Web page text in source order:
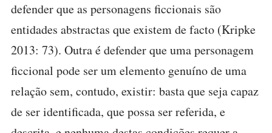
defender que as personagens ficcionais são
entidades abstractas que existem de facto (Kripke
2013: 73). Outra é defender que uma personagem
ficcional pode ser um elemento genuíno de uma
relação sem, contudo, existir: basta que seja capaz
de ser identificada, que possa ser referida, e